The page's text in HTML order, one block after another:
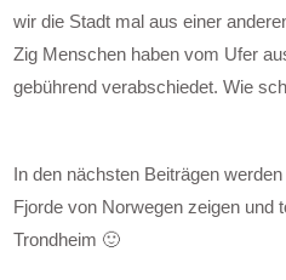
wir die Stadt mal aus einer
Zig Menschen haben vom Ufer
gebührend verabschiedet. Wie
In den nächsten Beiträgen
Fjorde von Norwegen zeigen und
Trondheim 🙂